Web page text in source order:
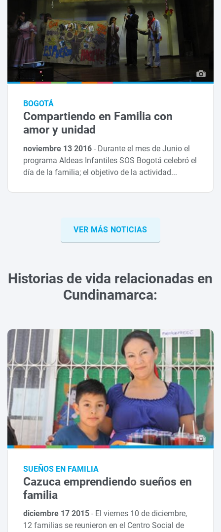
BOGOTÁ
Compartiendo en Familia con
amor y unidad
noviembre 13 2016- Durante el mes de Junio el
programa Aldeas Infantiles SOS Bogotá celebró el
día de la familia; el objetivo de la actividad...
VER MÁS NOTICIAS
Historias de vida relacionadas en
Cundinamarca:
SUEÑOS EN FAMILIA
Cazuca emprendiendo sueños en
familia
diciembre 17 2015- El viernes 10 de diciembre,
12 familias se reunieron en el Centro Social de